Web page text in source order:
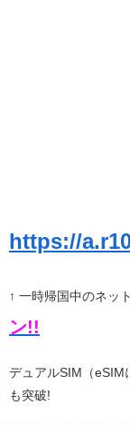
https://
↑ 一時帰国中のネッ
ン!!
デュアルSIM（eSIM
も突破!